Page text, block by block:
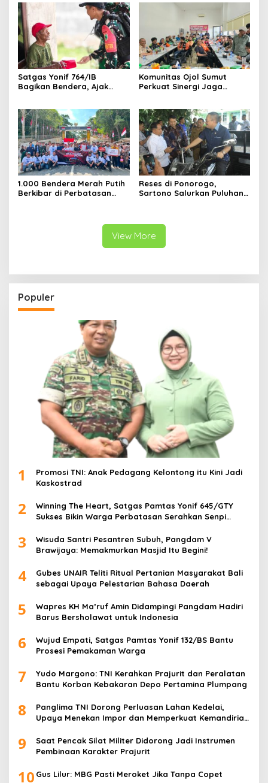
Kedua NU
Satgas Yonif 764/IB
Bagikan Bendera, Ajak
Komunitas Ojol Sumut
Perkuat Sinergi Jaga
1.000 Bendera Merah Putih
Berkibar di Perbatasan
Reses di Ponorogo,
Sartono Salurkan Puluhan
View More
Populer
1
Promosi TNI: Anak Pedagang Kelontong itu Kini Jadi
Kaskostrad
2
Winning The Heart, Satgas Pamtas Yonif 645/GTY
Sukses Bikin Warga Perbatasan Serahkan Senpi
3
Wisuda Santri Pesantren Subuh, Pangdam V
Brawijaya: Memakmurkan Masjid Itu Begini!
4
Gubes UNAIR Teliti Ritual Pertanian Masyarakat Bali
sebagai Upaya Pelestarian Bahasa Daerah
5
Wapres KH Ma’ruf Amin Didampingi Pangdam Hadiri
Barus Bersholawat untuk Indonesia
6
Wujud Empati, Satgas Pamtas Yonif 132/BS Bantu
Prosesi Pemakaman Warga
7
Yudo Margono: TNI Kerahkan Prajurit dan Peralatan
Bantu Korban Kebakaran Depo Pertamina Plumpang
8
Panglima TNI Dorong Perluasan Lahan Kedelai,
Upaya Menekan Impor dan Memperkuat Kemandirian
9
Saat Pencak Silat Militer Didorong Jadi Instrumen
Pembinaan Karakter Prajurit
10 Gus Lilur: MBG Pasti Meroket Jika Tanpa Copet